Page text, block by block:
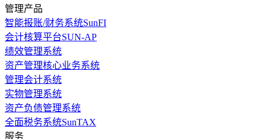
管理产品
智能报账/财务系统SunFI
会计核算平台SUN-AP
绩效管理系统
资产管理核心业务系统
管理会计系统
实物管理系统
资产负债管理系统
全面税务系统SunTAX
服务